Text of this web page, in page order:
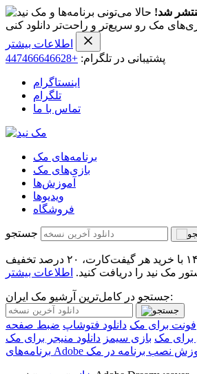
شد! حالا می‌تونی برنامه‌ها و
مک رو سریع‌تر و راحت‌تر دانلود کنی
اطلاعات بیشتر
پشتیبانی در تلگرام: +447466646628
اینستاگرام
تلگرام
تماس با ما
برنامه‌های مک
بازی‌های مک
آموزش‌ها
ویدیو‌ها
فروشگاه
جستجو
تا تاریخ ۳۰ مرداد ۱۴۰۵ با خرید هر گیفت‌کارت، ۲۰ درصد تخفیف
مک نید را دریافت کنید. اطلاعات بیشتر
جستجو در کامل‌ترین آرشیو مک ایران:
فونت برای مک دانلود فتوشاپ ضبط صفحه
برای مک بازی سیمز دانلود منیجر برای مک
نصب برنامه در مک